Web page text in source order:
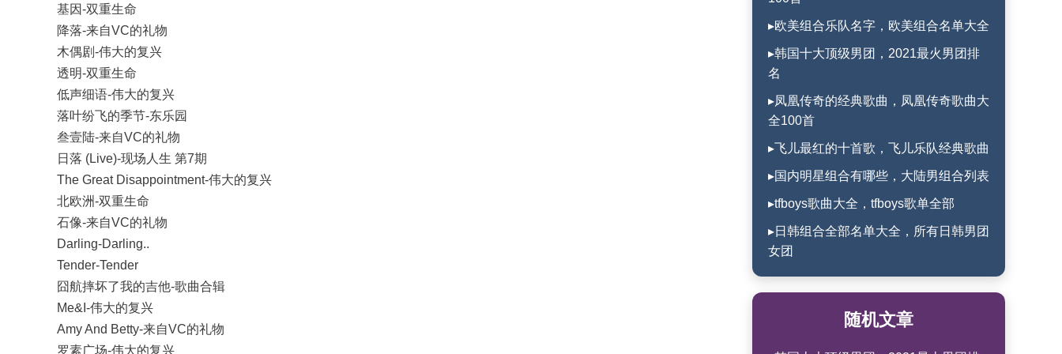
基因-双重生命
降落-来自VC的礼物
木偶剧-伟大的复兴
透明-双重生命
低声细语-伟大的复兴
落叶纷飞的季节-东乐园
叁壹陆-来自VC的礼物
日落 (Live)-现场人生 第7期
The Great Disappointment-伟大的复兴
北欧洲-双重生命
石像-来自VC的礼物
Darling-Darling..
Tender-Tender
囧航摔坏了我的吉他-歌曲合辑
Me&I-伟大的复兴
Amy And Betty-来自VC的礼物
罗素广场-伟大的复兴
▸欧美组合乐队名字，欧美组合名单大全
▸韩国十大顶级男团，2021最火男团排
名
▸凤凰传奇的经典歌曲，凤凰传奇歌曲大
全100首
▸飞儿最红的十首歌，飞儿乐队经典歌曲
▸国内明星组合有哪些，大陆男组合列表
▸tfboys歌曲大全，tfboys歌单全部
▸日韩组合全部名单大全，所有日韩男团
女团
随机文章